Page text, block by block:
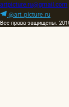
artpicture.ru@gmail.com
@art_picture_ru
Все права защищены.